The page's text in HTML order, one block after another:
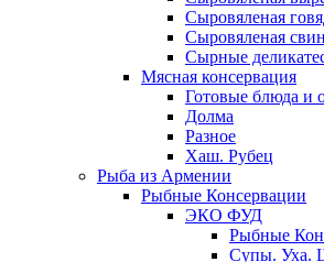
Сыровяленая
Сыровяленая
Сырные
Мясная консервация
Готовые блюда и
Долма
Разное
Хаш. Рубец
Рыба из Армении
Рыбные Консервации
ЭКО ФУД
Рыбные
Супы. Уха.